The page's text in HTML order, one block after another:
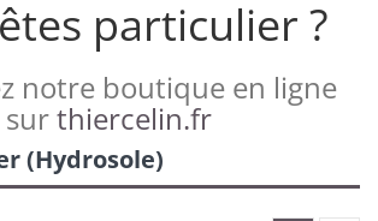
particulier ?
notre boutique en ligne
surthiercelin.fr
(Hydrosole)